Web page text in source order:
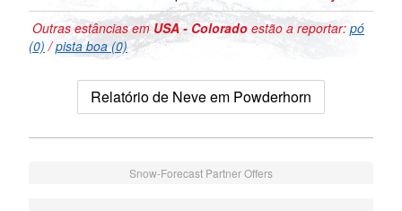
Outras estâncias emUSA - Colorado estão a reportar: pó
(0) /pista boa (0)
Relatório de Neve em Powderhorn
Snow-Forecast Partner Offers